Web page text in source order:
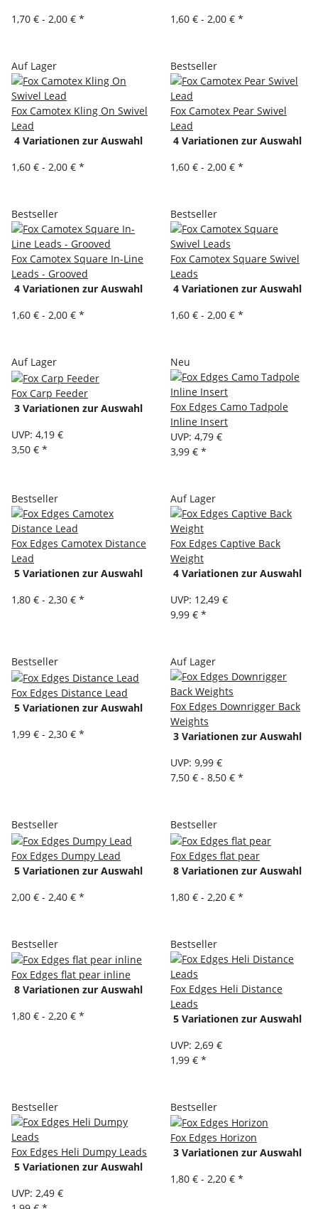
1,70 € - 2,00 € *
1,60 € - 2,00 € *
Auf Lager
Fox Camotex Kling On Swivel
Lead
4 Variationen zur Auswahl
1,60 € - 2,00 € *
Bestseller
Fox Camotex Pear Swivel
Lead
4 Variationen zur Auswahl
1,60 € - 2,00 € *
Bestseller
Fox Camotex Square In-Line
Leads - Grooved
4 Variationen zur Auswahl
1,60 € - 2,00 € *
Bestseller
Fox Camotex Square Swivel
Leads
4 Variationen zur Auswahl
1,60 € - 2,00 € *
Auf Lager
Fox Carp Feeder
3 Variationen zur Auswahl
UVP: 4,19 €
3,50 € *
Neu
Fox Edges Camo Tadpole
Inline Insert
UVP: 4,79 €
3,99 € *
Bestseller
Fox Edges Camotex Distance
Lead
5 Variationen zur Auswahl
1,80 € - 2,30 € *
Auf Lager
Fox Edges Captive Back
Weight
4 Variationen zur Auswahl
UVP: 12,49 €
9,99 € *
Bestseller
Fox Edges Distance Lead
5 Variationen zur Auswahl
1,99 € - 2,30 € *
Auf Lager
Fox Edges Downrigger Back
Weights
3 Variationen zur Auswahl
UVP: 9,99 €
7,50 € - 8,50 € *
Bestseller
Fox Edges Dumpy Lead
5 Variationen zur Auswahl
2,00 € - 2,40 € *
Bestseller
Fox Edges flat pear
8 Variationen zur Auswahl
1,80 € - 2,20 € *
Bestseller
Fox Edges flat pear inline
8 Variationen zur Auswahl
1,80 € - 2,20 € *
Bestseller
Fox Edges Heli Distance
Leads
5 Variationen zur Auswahl
UVP: 2,69 €
1,99 € *
Bestseller
Fox Edges Heli Dumpy Leads
5 Variationen zur Auswahl
UVP: 2,49 €
Bestseller
Fox Edges Horizon
3 Variationen zur Auswahl
1,80 € - 2,20 € *